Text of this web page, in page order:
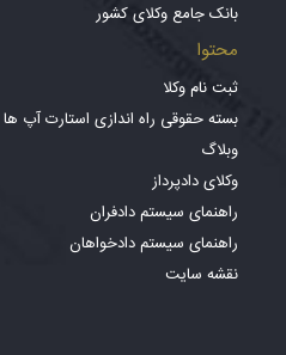
بانک جامع وکلای کشور
محتوا
ثبت نام وکلا
بسته حقوقی راه اندازی استارت آپ ها
وبلاگ
وکلای دادپرداز
راهنمای سیستم دادفران
راهنمای سیستم دادخواهان
نقشه سایت